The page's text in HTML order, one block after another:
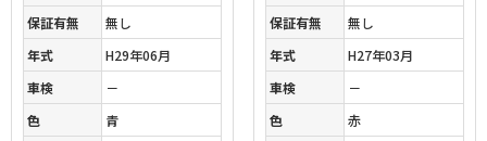
保証有無
無し
年式
H29年06月
車検
－
色
青
保証有無
無し
年式
H27年03月
車検
－
色
赤